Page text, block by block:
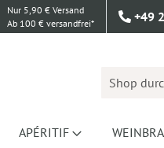
Nur 5,90 € Versand
Ab 100 € versandfrei*
+49
APÉRITIF